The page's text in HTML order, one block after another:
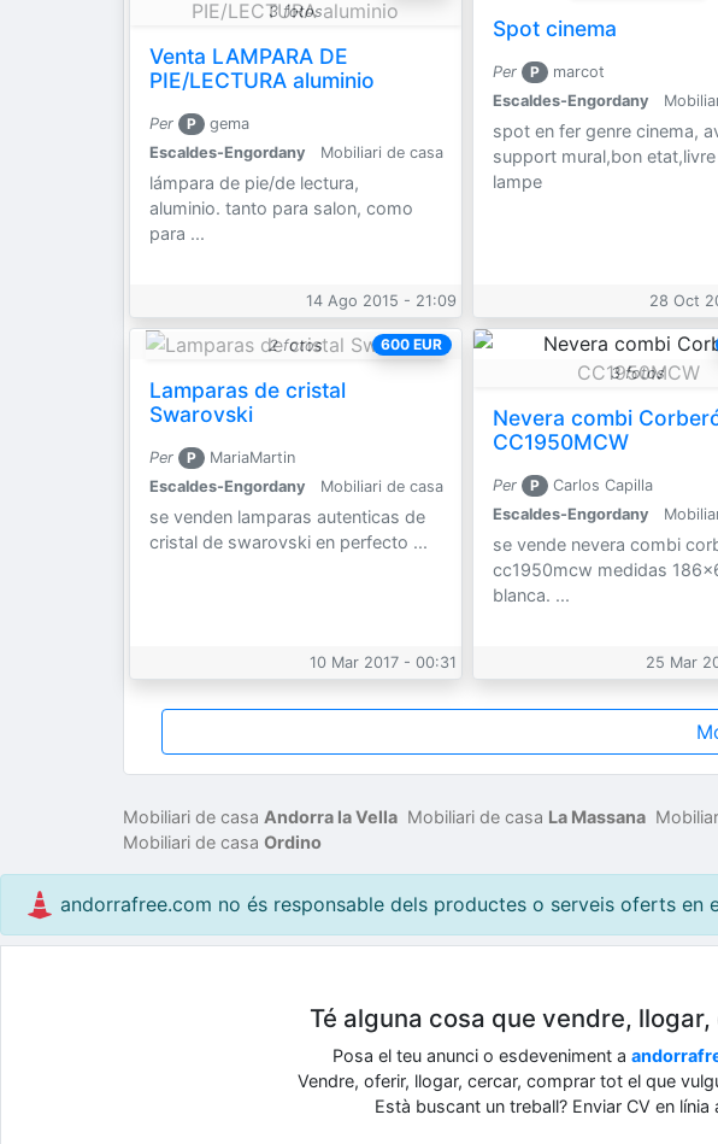
3 fotos
Venta LAMPARA DE
PIE/LECTURA aluminio
Per P
gema
Escaldes-Engordany
Mobiliari de casa
lámpara de pie/de lectura,
aluminio. tanto para salon, como
para ...
14 Ago 2015 - 21:09
Spot cinema
Per P marcot
Escaldes-Engordany
spot en fer genre cinema,
support mural,bon
lampe
28 Oct
2 fotos
Lamparas de cristal
Swarovski
Per P
MariaMartin
Escaldes-Engordany
Mobiliari de casa
se venden lamparas autenticas de
cristal de swarovski en perfecto ...
600 EUR
10 Mar 2017 - 00:31
3 fotos
Nevera combi
CC1950MCW
Per P Carlos Capilla
Escaldes-Engordany
se vende nevera combi
cc1950mcw medidas
blanca. ...
25 Mar
Mobiliari de casa Andorra la Vella Mobiliari de casa La Massana
Mobiliari de casa Ordino
andorrafree.com no és responsable dels productes o serveis oferts en
Té alguna cosa que vendre,
Posa el teu anunci o esdeveniment a
Vendre, oferir, llogar, cercar, comprar tot el que
Està buscant un treball? Enviar CV en línia